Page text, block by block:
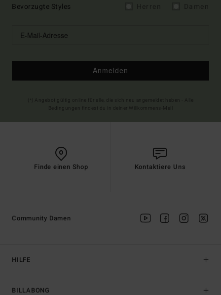
Bevorzugte Styles
Anmelden
Finde einen Shop Kontaktiere Uns
HILFE
BILLABONG
Community Damen